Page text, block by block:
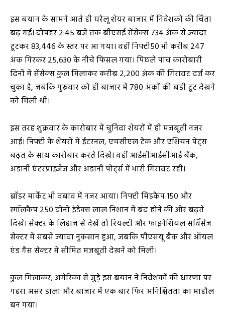
इस बयान के सामने आते ही घरेलू शेयर बाजार में निवेशकों की चिंता
बढ़ गई। दोपहर 2:45 बजे तक बीएसई सेंसेक्स 734 अंक से ज्यादा
टूटकर 83,446 के स्तर पर आ गया। वहीं निफ्टी50 भी करीब 247
अंक गिरकर 25,630 के नीचे फिसल गया। पिछले पांच कारोबारी
दिनों में सेंसेक्स कुल मिलाकर करीब 2,200 अंक की गिरावट दर्ज कर
चुका है, जबकि गुरुवार को ही बाजार में 780 अंकों की बड़ी टूट देखने
को मिली थी।
इस तरह शुक्रवार के कारोबार में चुनिंदा शेयरों में ही मजबूती नजर
आई। निफ्टी के शेयरों में ईटरनल, एचसीएल टेक और एशियन पेंट्स
बढ़त के साथ कारोबार करते दिखे। वहीं आईसीआईसीआई बैंक,
अडानी एंटरप्राइजेज और अडानी पोर्ट्स में भारी गिरावट रही।
ब्रॉडर मार्केट भी दबाव में नजर आया। निफ्टी मिडकैप 150 और
स्मॉलकैप 250 दोनों इंडेक्स लाल निशान में बंद होने की ओर बढ़ते
दिखे। सेक्टर के लिहाज से देखें तो रियल्टी और फाइनेंशियल सर्विसेज
सेक्टर में सबसे ज्यादा नुकसान हुआ, जबकि पीएसयू बैंक और ऑयल
एंड गैस सेक्टर में सीमित मजबूती देखने को मिली।
कुल मिलाकर, अमेरिका से जुड़े इस बयान ने निवेशकों की धारणा पर
गहरा असर डाला और बाजार में एक बार फिर अनिश्चितता का माहौल
बन गया।